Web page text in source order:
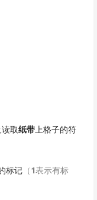
取纸带上格子的符
标记 （1表示有标